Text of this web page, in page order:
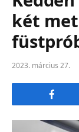
két
2023. március 27.